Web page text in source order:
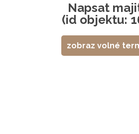
Napsat
(id objektu:
zobraz volné